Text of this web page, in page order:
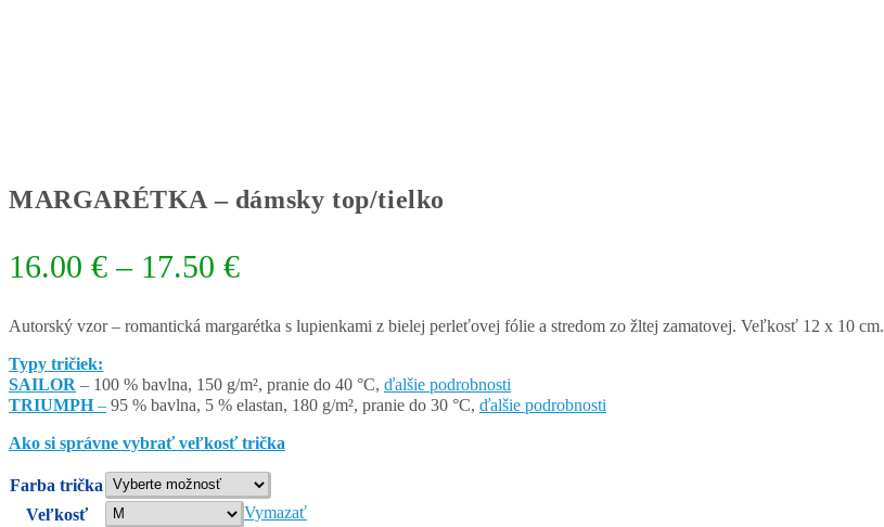
MARGARÉTKA – dámsky top/tielko
16.00 € – 17.50 €Price
16.00 €
17.50 €
Autorský vzor – romantická margarétka s lupienkami z bielej perleťovej fólie a stredom zo žltej zamatovej. Veľkosť 12 x 10 cm.
Typy tričiek:
SAILOR – 100 % bavlna, 150 g/m², pranie do 40 °C, ďalšie podrobnosti
TRIUMPH– 95 % bavlna, 5 % elastan, 180 g/m², pranie do 30 °C, ďalšie podrobnosti
Ako si správne vybrať veľkosť trička
Farba trička
Veľkosť
Vymazať